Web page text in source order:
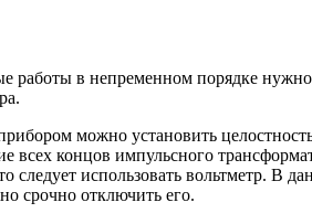
в непременном порядке нужно
можно установить
всех концов импульсного
следует использовать вольтметр.
срочно отключить его.